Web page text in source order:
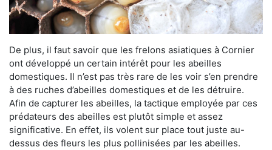
De plus, il faut savoir que les frelons asiatiques à Cornier
ont développé un certain intérêt pour les abeilles
domestiques. Il n’est pas très rare de les voir s’en prendre
à des ruches d’abeilles domestiques et de les détruire.
Afin de capturer les abeilles, la tactique employée par ces
prédateurs des abeilles est plutôt simple et assez
significative. En effet, ils volent sur place tout juste au-
dessus des fleurs les plus pollinisées par les abeilles.